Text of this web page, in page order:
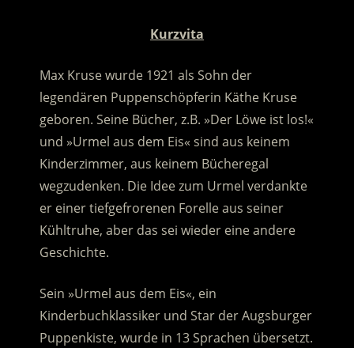
Kurzvita
Max Kruse wurde 1921 als Sohn der
legendären Puppenschöpferin Käthe Kruse
geboren. Seine Bücher, z.B. »Der Löwe ist los!«
und »Urmel aus dem Eis« sind aus keinem
Kinderzimmer, aus keinem Bücheregal
wegzudenken. Die Idee zum Urmel verdankte
er einer tiefgefrorenen Forelle aus seiner
Kühltruhe, aber das sei wieder eine andere
Geschichte.
Sein »Urmel aus dem Eis«, ein
Kinderbuchklassiker und Star der Augsburger
Puppenkiste, wurde in 13 Sprachen übersetzt.